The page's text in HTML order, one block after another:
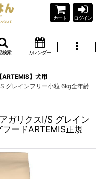
カート ログイン
検索 カレンダー
ARTEMIS】犬用
グレインフリー小粒 6kg全年齢
ガリクスI/S グレイン
ードARTEMIS正規